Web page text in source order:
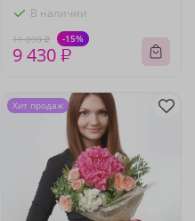
В наличии
11 090 ₽ -15%
9 430 ₽
Хит продаж